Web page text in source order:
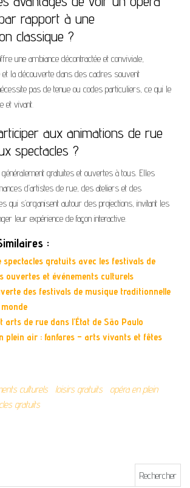
rapport à une
classique ?
une ambiance décontractée et conviviale,
et la découverte dans des cadres souvent
pas de tenue ou codes particuliers, ce qui le
et vivant.
aux animations de rue
spectacles ?
gratuites et ouvertes à tous. Elles
d’artistes de rue, des ateliers et des
qui s’organisent autour des projections, invitant les
leur expérience de façon interactive.
:
spectacles gratuits avec les festivals de
ouvertes et événements culturels
des festivals de musique traditionnelle
arts de rue dans l’État de São Paulo
plein air : fanfares – arts vivants et fêtes
culturels loisirs gratuits
opéra en plein
gratuits